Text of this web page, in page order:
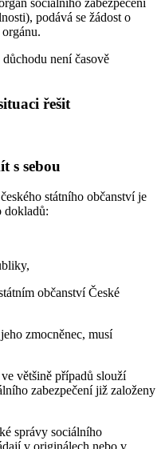
podává se žádost o
není časově
řešit
s sebou
státního občanství je
dokladů:
občanství České
zmocněnec, musí
většině případů slouží
zabezpečení již založeny
správy sociálního